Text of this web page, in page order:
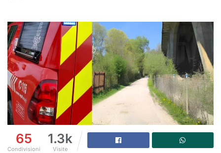
65
Condivisioni
1.3k
Visite